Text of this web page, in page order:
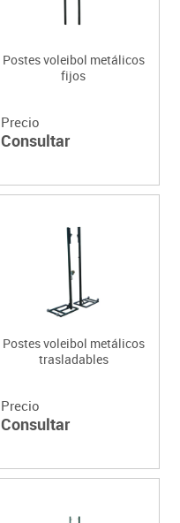
Postes voleibol metálicos
fijos
Precio
Consultar
Postes voleibol metálicos
trasladables
Precio
Consultar